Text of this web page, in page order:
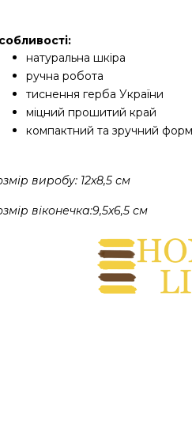
натуральна шкіра
ручна робота
тиснення герба України
міцний прошитий край
компактний та зручний
виробу: 12х8,5 см
віконечка:9,5х6,5 см